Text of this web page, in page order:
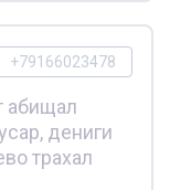
+79166023478
абищал
дениги
трахал